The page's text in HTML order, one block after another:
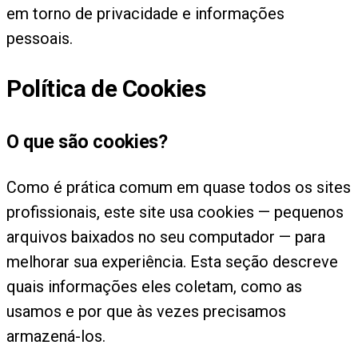
em torno de privacidade e informações
pessoais.
Política de Cookies
O que são cookies?
Como é prática comum em quase todos os sites
profissionais, este site usa cookies — pequenos
arquivos baixados no seu computador — para
melhorar sua experiência. Esta seção descreve
quais informações eles coletam, como as
usamos e por que às vezes precisamos
armazená-los.